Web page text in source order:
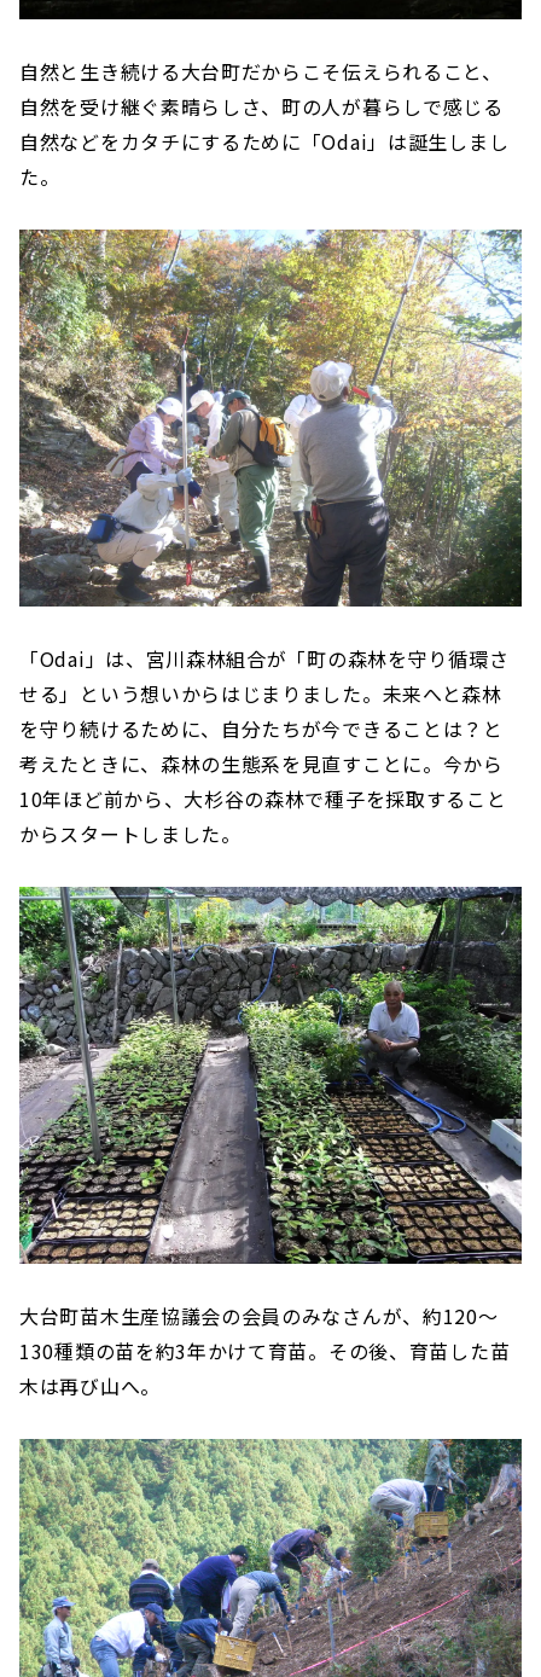
自然と生き続ける大台町だからこそ伝えられること、
自然を受け継ぐ素晴らしさ、町の人が暮らしで感じる
自然などをカタチにするために「Odai」は誕生しまし
た。
「Odai」は、宮川森林組合が「町の森林を守り循環さ
せる」という想いからはじまりました。未来へと森林
を守り続けるために、自分たちが今できることは？と
考えたときに、森林の生態系を見直すことに。今から
10年ほど前から、大杉谷の森林で種子を採取すること
からスタートしました。
大台町苗木生産協議会の会員のみなさんが、約120〜
130種類の苗を約3年かけて育苗。その後、育苗した苗
木は再び山へ。